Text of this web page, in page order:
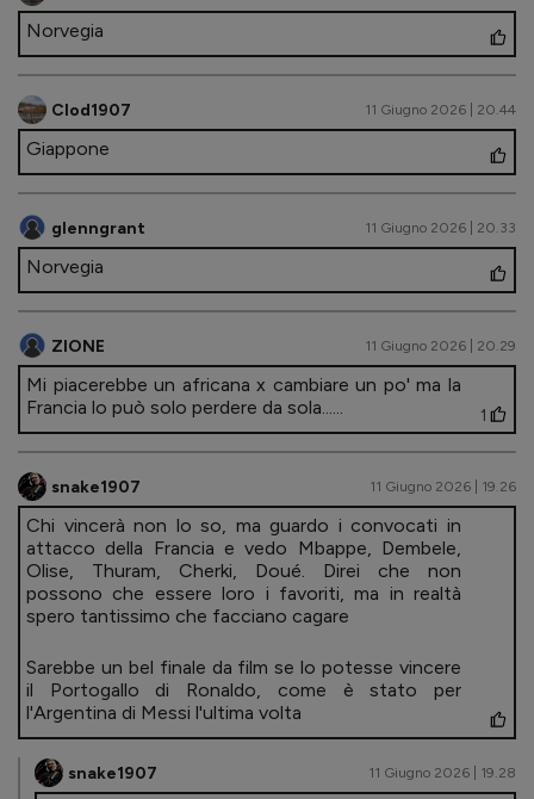
Norvegia
Clod1907 11 Giugno 2026 | 20.44
Giappone
glenngrant 11 Giugno 2026 | 20.33
Norvegia
ZIONE 11 Giugno 2026 | 20.29
Mi piacerebbe un africana x cambiare un po' ma la
Francia lo può solo perdere da sola......
1
snake1907 11 Giugno 2026 | 19.26
Chi vincerà non lo so, ma guardo i convocati in
attacco della Francia e vedo Mbappe, Dembele,
Olise, Thuram, Cherki, Doué. Direi che non
possono che essere loro i favoriti, ma in realtà
spero tantissimo che facciano cagare
Sarebbe un bel finale da film se lo potesse vincere
il Portogallo di Ronaldo, come è stato per
l'Argentina di Messi l'ultima volta
snake1907 11 Giugno 2026 | 19.28